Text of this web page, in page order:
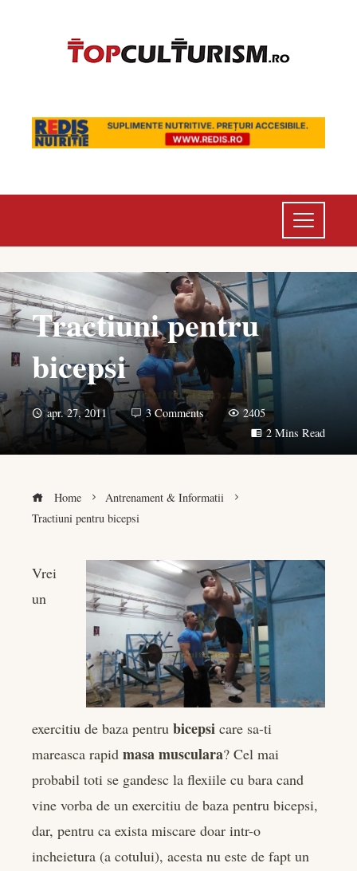
Tractiuni pentru
bicepsi
apr. 27, 2011 3 Comments
2405
2 Mins Read
Home
Antrenament & Informatii
Tractiuni pentru bicepsi
Vrei
un
exercitiu de baza pentru bicepsi care sa-ti
mareasca rapid masa musculara? Cel mai
probabil toti se gandesc la flexiile cu bara cand
vine vorba de un exercitiu de baza pentru bicepsi,
dar, pentru ca exista miscare doar intr-o
incheietura (a cotului), acesta nu este de fapt un